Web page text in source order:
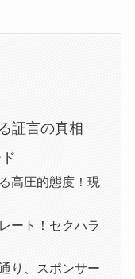
証言の真相
高圧的態度！現
ート！セクハラ
り、スポンサー